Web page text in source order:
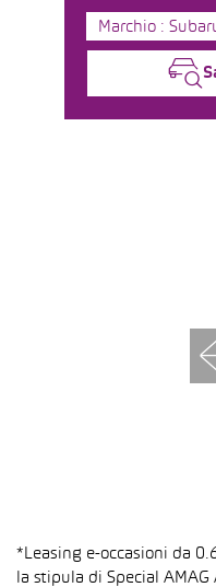
Marchio :
*Leasing e-occasioni da
la stipula di Special